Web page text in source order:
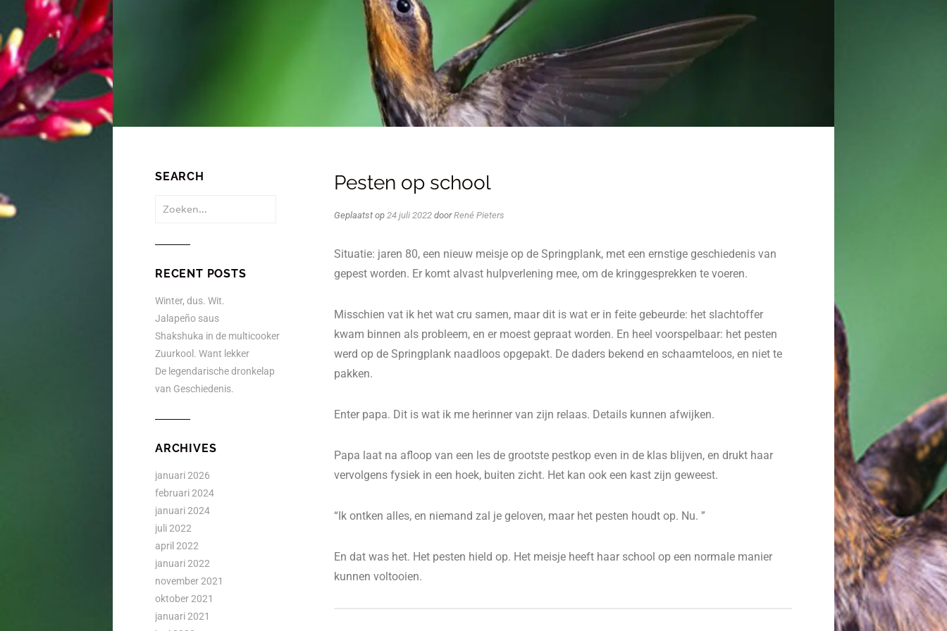
Pesten op school
Geplaatst op 24 juli 2022 doorRené Pieters
Situatie: jaren 80, een nieuw meisje op de Springplank, met een ernstige geschiedenis van
gepest worden. Er komt alvast hulpverlening mee, om de kringgesprekken te voeren.
Misschien vat ik het wat cru samen, maar dit is wat er in feite gebeurde: het slachtoffer
kwam binnen als probleem, en er moest gepraat worden. En heel voorspelbaar: het pesten
werd op de Springplank naadloos opgepakt. De daders bekend en schaamteloos, en niet te
pakken.
Enter papa. Dit is wat ik me herinner van zijn relaas. Details kunnen afwijken.
Papa laat na afloop van een les de grootste pestkop even in de klas blijven, en drukt haar
vervolgens fysiek in een hoek, buiten zicht. Het kan ook een kast zijn geweest.
“Ik ontken alles, en niemand zal je geloven, maar het pesten houdt op. Nu. ”
En dat was het. Het pesten hield op. Het meisje heeft haar school op een normale manier
kunnen voltooien.
SEARCH
RECENT POSTS
Winter, dus. Wit.
Jalapeño saus
Shakshuka in de multicooker
Zuurkool. Want lekker
De legendarische dronkelap
van Geschiedenis.
ARCHIVES
januari 2026
februari 2024
januari 2024
juli 2022
april 2022
januari 2022
november 2021
oktober 2021
januari 2021